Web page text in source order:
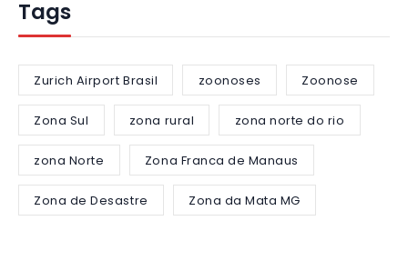
Tags
Zurich Airport Brasil zoonoses Zoonose
Zona Sul zona rural zona norte do rio
zona Norte Zona Franca de Manaus
Zona de Desastre Zona da Mata MG